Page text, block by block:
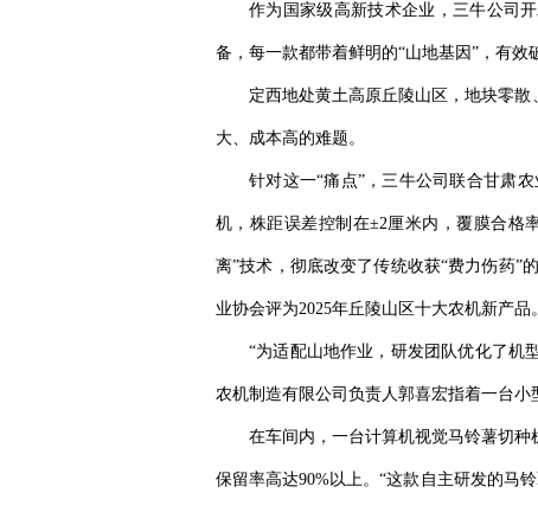
作为国家级高新技术企业，三牛公司
备，每一款都带着鲜明的“山地基因”，有效
定西地处黄土高原丘陵山区，地块零
大、成本高的难题。
针对这一“痛点”，三牛公司联合甘肃
机，株距误差控制在±2厘米内，覆膜合格
离”技术，彻底改变了传统收获“费力伤药”
业协会评为2025年丘陵山区十大农机新产品。
“为适配山地作业，研发团队优化了机
农机制造有限公司负责人郭喜宏指着一台小
在车间内，一台计算机视觉马铃薯切
保留率高达90%以上。“这款自主研发的马